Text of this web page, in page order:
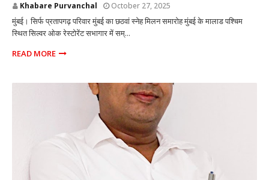
Khabare Purvanchal October 27, 2025
मुंबई। सिर्फ प्रतापगढ़ परिवार मुंबई का छठवां स्नेह मिलन समारोह मुंबई के मालाड पश्चिम
स्थित सिल्वर ओक रेस्टोरेंट सभागार में सम्...
READ MORE